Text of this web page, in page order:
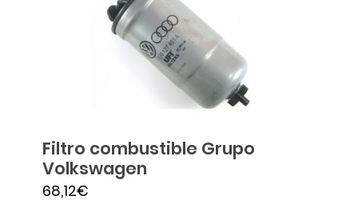
Filtro combustible Grupo
Volkswagen
68,12€